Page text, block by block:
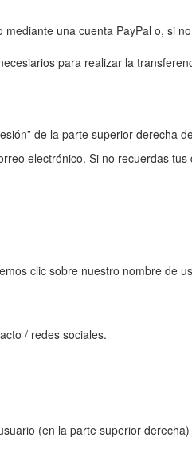
una cuenta PayPal o, si
para realizar la
de la parte superior derecha
electrónico. Si no recuerdas
clic sobre nuestro nombre de
/ redes sociales.
(en la parte superior